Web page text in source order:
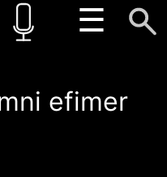
☰
efimer